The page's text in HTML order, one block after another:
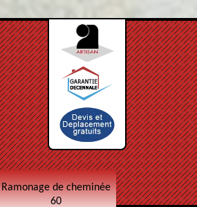
Ramonage de cheminée
60